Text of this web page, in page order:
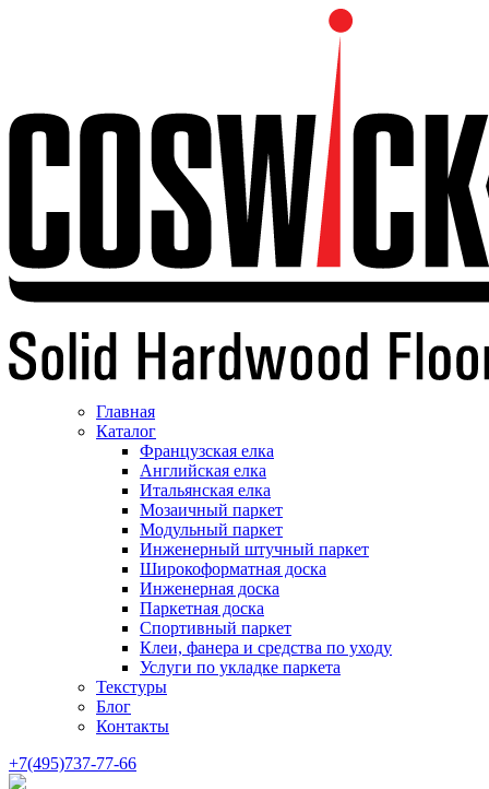
Главная
Каталог
Французская елка
Английская елка
Итальянская елка
Мозаичный паркет
Модульный паркет
Инженерный штучный паркет
Широкоформатная доска
Инженерная доска
Паркетная доска
Спортивный паркет
Клеи, фанера и средства по уходу
Услуги по укладке паркета
Текстуры
Блог
Контакты
+7(495)737-77-66